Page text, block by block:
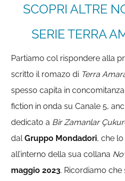
SCOPRI ALTRE
SERIE TERRA
Partiamo col rispondere alla
scritto il romazo di Terra
spesso capita in
fiction in onda su Canale 5,
dedicato a Bir Zamanlar
dalGruppo Mondadori, che
all’interno della sua collana
maggio 2023. Ricordiamo